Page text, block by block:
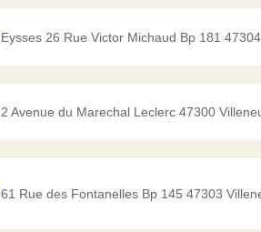
Eysses 26 Rue Victor Michaud Bp 181 47304
2 Avenue du Marechal Leclerc 47300
61 Rue des Fontanelles Bp 145 47303